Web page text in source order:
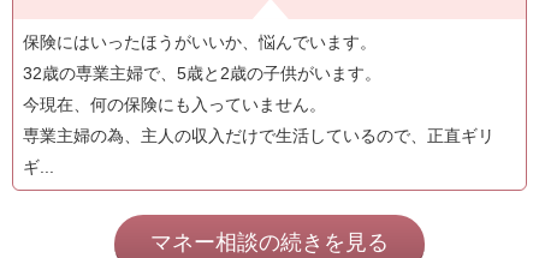
保険にはいったほうがいいか、悩んでいます。
32歳の専業主婦で、5歳と2歳の子供がいます。
今現在、何の保険にも入っていません。
専業主婦の為、主人の収入だけで生活しているので、正直ギリ
ギ...
マネー相談の続きを見る